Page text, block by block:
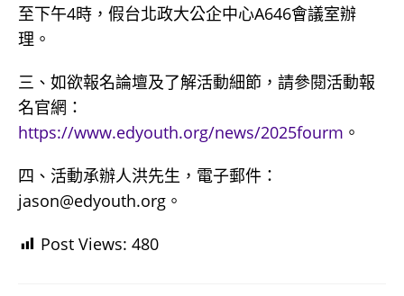
至下午4時，假台北政大公企中心A646會議室辦
理。
三、如欲報名論壇及了解活動細節，請參閱活動報
名官網：
https://www.edyouth.org/news/2025fourm 。
四、活動承辦人洪先生，電子郵件：
jason@edyouth.org。
Post Views: 480